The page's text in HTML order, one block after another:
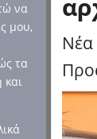
να
μου,
τα